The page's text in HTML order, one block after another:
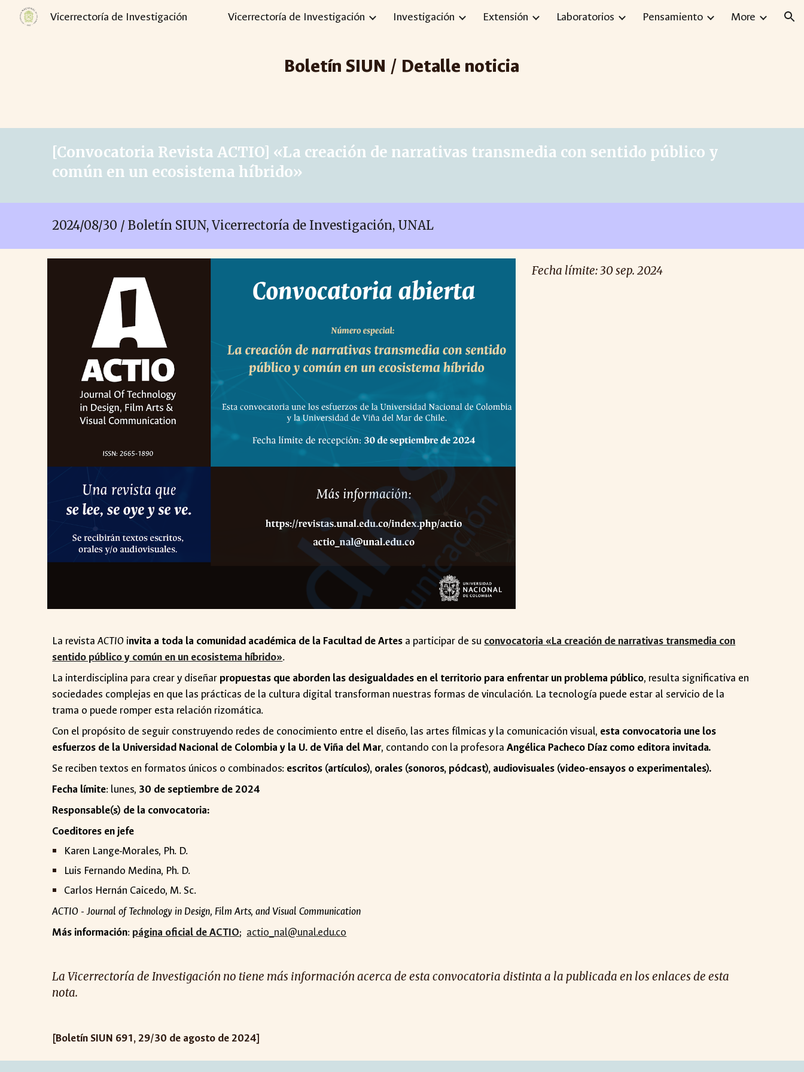
Skip to main content Skip to navigation
Vicerrectoría de Investigación Vicerrectoría de Investigación Investigación Extensión Laboratorios Pensamiento More
Boletín SIUN / Detalle noticia
[Convocatoria Revista ACTIO] «La creación de narrativas transmedia con sentido público y
común en un ecosistema híbrido»
2024/08/30 / Boletín SIUN, Vicerrectoría de Investigación, UNAL
Fecha límite: 30sep. 2024
La revistaACTIO invita a toda la comunidad académica de la Facultad de Artes a participar de su convocatoria «La creación de narrativas transmedia con
sentido público y común en un ecosistema híbrido».
La interdisciplina para crear y diseñar propuestas que aborden las desigualdades en el territorio para enfrentar un problema público, resulta significativa en
sociedades complejas en que las prácticas de la cultura digital transforman nuestras formas de vinculación. La tecnología puede estar al servicio de la
trama o puede romper esta relación rizomática.
Con el propósito de seguir construyendo redes de conocimiento entre el diseño, las artes fílmicas y la comunicación visual, esta convocatoria une los
esfuerzos de la Universidad Nacional de Colombia y la U. de Viña del Mar, contando con la profesora Angélica Pacheco Díaz como editora invitada.
Se reciben textos en formatos únicos o combinados: escritos (artículos), orales (sonoros, pódcast), audiovisuales (video-ensayos o experimentales).
Fecha límite: lunes, 30 de septiembre de 2024
Responsable(s) de la convocatoria:
Coeditores enjefe
Karen Lange-Morales, Ph. D.
Luis Fernando Medina, Ph. D.
Carlos Hernán Caicedo, M. Sc.
ACTIO - Journal of Technology in Design, Film Arts, and Visual Communication
Más información: página oficial de ACTIO; actio_nal@unal.edu.co
La Vicerrectoría de Investigación no tiene más información acerca de esta convocatoriadistinta a la publicada en los enlaces de esta
nota.
[Boletín SIUN 691, 29/30 de agosto de 2024]